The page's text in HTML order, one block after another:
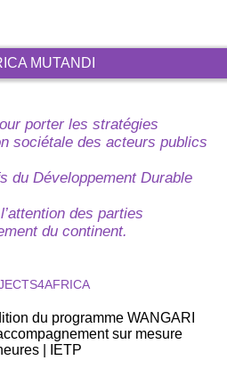
porter les stratégies
sociétale des acteurs publics
du Développement Durable
des parties
du continent.